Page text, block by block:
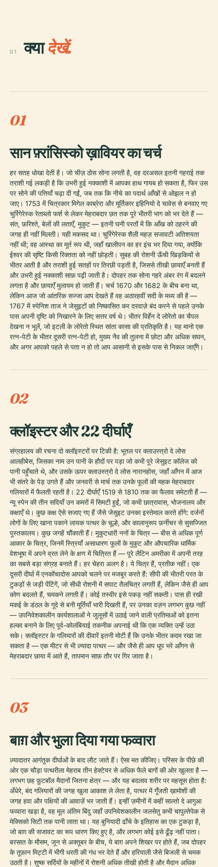
01 क्यादेखें.
01
सान फ़्रांसिस्को ख़ावियर का चर्च
हर सतह धोखा देती है। जो चीज़ ठोस सोना लगती है, वह दरअसल इतनी गहराई तक
तराशी गई लकड़ी है कि उभरी हुई नक्काशी में आपका हाथ गायब हो सकता है, फिर उस
पर सोने की पत्तियाँ चढ़ा दी गईं, जब तक कि नीचे का पदार्थ आँखों से ओझल न हो
जाए। 1753 में चित्रकार मिगेल काब्रेरा और मूर्तिकार इहिनियो दे चावेस से बनवाए गए
चुर्रिगेरेस्क रेताब्लो फर्श से लेकर मेहराबदार छत तक पूरे भीतरी भाग को भर देते हैं —
संत, फ़रिश्ते, बेलों की लताएँ, मुकुट — इतनी घनी परतों में कि आँख को ठहरने की
जगह ही नहीं मिलती। यही मकसद था। चुर्रिगेरेस्क शैली महज़ सजावटी अतिशयता
नहीं थी; वह आस्था का मूर्त रूप थी, जहाँ खालीपन का हर इंच भर दिया गया, क्योंकि
ईश्वर की सृष्टि किसी रिक्तता को नहीं छोड़ती। सुबह की रोशनी ऊँची खिड़कियों से
भीतर आती है और तराशी हुई सतहों पर तिरछी पड़ती है, जिससे तीखी छायाएँ बनती हैं
और उभरी हुई नक्काशी साफ़ पढ़ी जाती है। दोपहर तक सोना गहरे अंबर रंग में बदलने
लगता है और छायाएँ मुलायम हो जाती हैं। चर्च 1670 और 1682 के बीच बना था,
लेकिन आज जो आंतरिक सज्जा आप देखते हैं वह अठारहवीं सदी के मध्य की है —
1767 में स्पेनिश ताज ने जेसुइटों को निष्कासित कर दरवाज़े बंद करने से पहले उनके
पास अपनी दृष्टि को निखारने के लिए सत्तर वर्ष थे। भीतर विर्हेन दे लोरेतो का चैपल
देखना न भूलें, जो इटली के लोरेतो स्थित सांता कासा की प्रतिकृति है। यह मानो एक
रत्न-पेटी के भीतर दूसरी रत्न-पेटी हो, मुख्य नैव की तुलना में छोटा और अधिक सघन,
और अगर आपको पहले से पता न हो तो आप आसानी से इसके पास से निकल जाएँगे।
02
क्लॉइस्टर और 22 दीर्घाएँ
संग्रहालय की रचना दो क्लॉइस्टरों पर टिकी है: भूतल पर क्लाउस्त्रो दे लोस
आलहीबेस, जिसका नाम उन पानी के हौदों पर पड़ा जो कभी पूरे जेसुइट कॉलेज को
पानी पहुँचाते थे, और उसके ऊपर क्लाउस्त्रो दे लोस नारानहोस, जहाँ आँगन में आज
भी संतरे के पेड़ उगते हैं और जनवरी से मार्च तक उनके फूलों की महक मेहराबदार
गलियारों में फैलती रहती है। 22 दीर्घाएँ 1519 से 1810 तक का फैलाव समेटती हैं —
न्यू स्पेन की तीन सदियाँ उन कमरों में सिमटी हुईं, जो कभी छात्रावास, भोजनालय और
कक्षाएँ थे। कुछ कक्ष ऐसे सजाए गए हैं जैसे जेसुइट उनका इस्तेमाल करते होंगे: दर्जनों
लोगों के लिए खाना पकाने लायक पत्थर के चूल्हे, और कालानुरूप फ़र्नीचर से सुसज्जित
पुस्तकालय। कुछ जगहें चौंकाती हैं। मुकुटधारी ननों के चित्र — बीस से अधिक पूर्ण
आकार के चित्र, जिनमें स्त्रियाँ असाधारण फूलों के मुकुट और औपचारिक धार्मिक
वेशभूषा में अपने व्रत लेने के क्षण में चित्रित हैं — पूरे लैटिन अमरीका में अपनी तरह
का सबसे बड़ा संग्रह बनाते हैं। हर चेहरा अलग है। ये चित्र हैं, प्रतीक नहीं। एक
दूसरी दीर्घा में एनकोंचादोस आपको चलने पर मजबूर करते हैं: सीपी की भीतरी परत के
टुकड़ों से जड़ी पेंटिंगें, जो सीधी रोशनी में सपाट तैलचित्र लगती हैं, लेकिन जैसे ही आप
कोण बदलते हैं, चमकने लगती हैं। कोई तस्वीर इसे पकड़ नहीं सकती। पास ही रखी
मकई के डंठल के गूदे से बनी मूर्तियाँ भारी दिखती हैं, पर उनका वज़न लगभग कुछ नहीं
— उपनिवेशकालीन कार्यशालाओं ने जुलूसों में उठाई जाने वाली प्रतिमाओं को इतना
हल्का बनाने के लिए पूर्व-कोलंबियाई तकनीक अपनाई थी कि एक व्यक्ति उन्हें उठा
सके। क्लॉइस्टर के गलियारों की दीवारें इतनी मोटी हैं कि उनके भीतर कदम रखा जा
सकता है — एक मीटर से भी ज़्यादा पत्थर — और जैसे ही आप धूप भरे आँगन से
मेहराबदार छाया में आते हैं, तापमान साफ़ तौर पर गिर जाता है।
03
बाग़ और भुला दिया गया फव्वारा
ज़्यादातर आगंतुक दीर्घाओं के बाद लौट जाते हैं। ऐसा मत कीजिए। परिसर के पीछे की
ओर एक चौड़ा पत्थरीला मेहराब तीन हेक्टेयर से अधिक फैले बागों की ओर खुलता है —
लगभग छह फ़ुटबॉल मैदानों जितना क्षेत्र — और यह बदलाव शरीर पर महसूस होता है:
अँधेरे, बंद गलियारों की जगह खुला आकाश ले लेता है, पत्थर में गूँजती ख़ामोशी की
जगह हवा और पक्षियों की आवाज़ें भर जाती हैं। इन्हीं ज़मीनों में कहीं साल्तो दे आगुआ
फव्वारा खड़ा है, वह मूल अंतिम बिंदु जहाँ उपनिवेशकालीन जलसेतु कभी चापुल्तेपेक से
मेक्सिको सिटी तक पानी लाता था। यह बुनियादी ढाँचे के इतिहास का एक टुकड़ा है,
जो बाग़ की सजावट का रूप धारण किए हुए है, और लगभग कोई इसे ढूँढ़ नहीं पाता।
बरसात के मौसम, जून से अक्तूबर के बीच, ये बाग़ अपने शिखर पर होते हैं, जब दोपहर
के तूफ़ान मिट्टी में भीगी धरती की गंध भर देते हैं और हरियाली जैसे बिजली से चमक
उठती है। शुष्क सर्दियों के महीनों में रोशनी अधिक तीखी होती है और मैदान अधिक